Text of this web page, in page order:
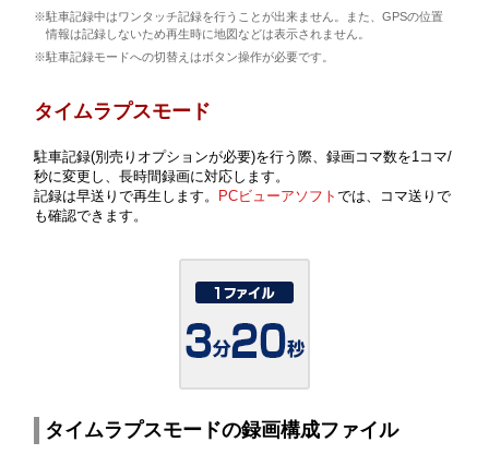
※駐車記録中はワンタッチ記録を行うことが出来ません。また、GPSの位置
情報は記録しないため再生時に地図などは表示されません。
※駐車記録モードへの切替えはボタン操作が必要です。
タイムラプスモード
駐車記録(別売りオプションが必要)を行う際、録画コマ数を1コマ/
秒に変更し、長時間録画に対応します。
記録は早送りで再生します。
PCビューアソフトでは、コマ送りで
も確認できます。
タイムラプスモードの録画構成ファイル